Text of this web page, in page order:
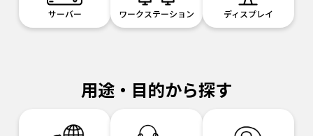
サーバー ワークステーション ディスプレイ
用途・目的から探す